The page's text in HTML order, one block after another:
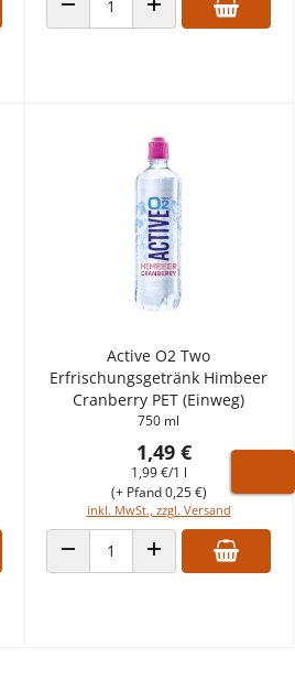
ANZAHL VERRINGERNANZAHL ERHÖHEN
Active O2 Two
Erfrischungsgetränk Himbeer
Cranberry PET (Einweg)
750 ml
1,49 €
1,99 €/1 l
inkl. MwSt., zzgl. Versand
(+ Pfand 0,25 €)
ANZAHL VERRINGERNANZAHL ERHÖHEN